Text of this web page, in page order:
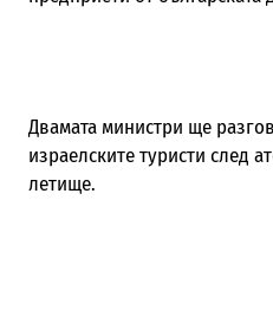
Двамата министри ще
израелските туристи след
летище.